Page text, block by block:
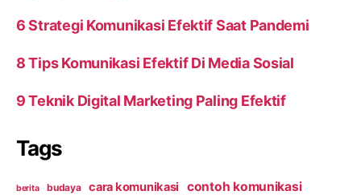
6 Strategi Komunikasi Efektif Saat Pandemi
8 Tips Komunikasi Efektif Di Media Sosial
9 Teknik Digital Marketing Paling Efektif
Tags
berita budaya cara komunikasi contoh komunikasi